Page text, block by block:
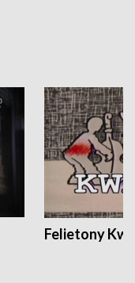
Felietony